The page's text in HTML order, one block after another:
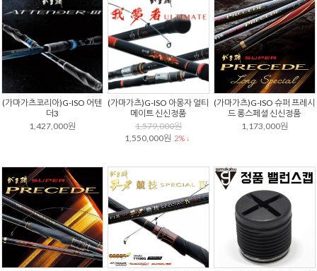
(가마가츠코리아)G-ISO 어텐
더3
1,427,000원
(가마가츠)G-ISO 아몽자 얼티
메이트 신신정품
1,579,000원
1,550,000원 2% ↓
(가마가츠)G-ISO 슈퍼 프레시
드 롱스페셜 신신정품
1,173,000원